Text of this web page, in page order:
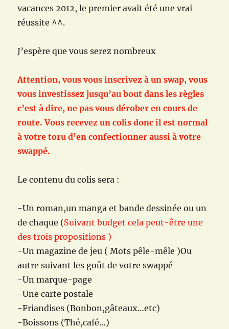
vacances 2012, le premier avait été une vrai
réussite ^^.
J’espère que vous serez nombreux
Attention, vous vous inscrivez à un swap, vous
vous investissez jusqu’au bout dans les règles
c’est à dire, ne pas vous dérober en cours de
route. Vous recevez un colis donc il est normal
à votre toru d’en confectionner aussi à votre
swappé.
Le contenu du colis sera :
-Un roman,un manga et bande dessinée ou un
de chaque (Suivant budget cela peut-être une
des trois propositions )
-Un magazine de jeu ( Mots pêle-mêle )Ou
autre suivant les goût de votre swappé
-Un marque-page
-Une carte postale
-Friandises (Bonbon,gâteaux…etc)
-Boissons (Thé,café…)